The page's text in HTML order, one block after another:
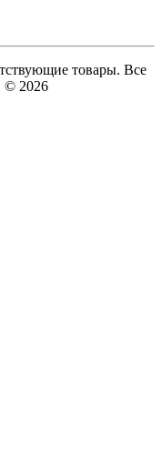
товары. Все
© 2026